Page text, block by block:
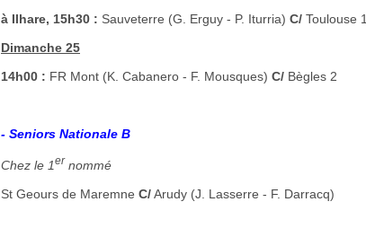
à Ilhare, 15h30 : Sauveterre (G. Erguy - P. Iturria) C/ Toulouse 1
Dimanche 25
14h00 : FR Mont (K. Cabanero - F. Mousques) C/ Bègles 2
- Seniors Nationale B
Chez le 1er nommé
St Geours de Maremne C/Arudy (J. Lasserre - F. Darracq)